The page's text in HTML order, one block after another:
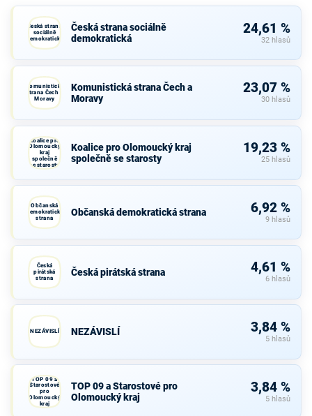
Česká strana
sociálně
demokratická
Česká strana sociálně
demokratická
24,61 %
32 hlasů
Komunistická
strana Čech a
Moravy
Komunistická strana Čech a
Moravy
23,07 %
30 hlasů
Koalice pro
Olomoucký
kraj
společně
se starosty
Koalice pro Olomoucký kraj
společně se starosty
19,23 %
25 hlasů
Občanská
demokratická
strana
Občanská demokratická strana 6,92 %
9 hlasů
Česká
pirátská
strana
Česká pirátská strana 4,61 %
6 hlasů
NEZÁVISLÍ NEZÁVISLÍ 3,84 %
5 hlasů
TOP 09 a
Starostové
pro
Olomoucký
kraj
TOP 09 a Starostové pro
Olomoucký kraj
3,84 %
5 hlasů